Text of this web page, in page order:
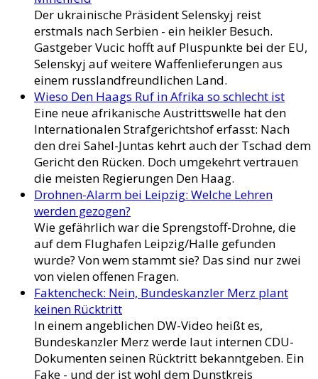
Der ukrainische Präsident Selenskyj reist
erstmals nach Serbien - ein heikler Besuch.
Gastgeber Vucic hofft auf Pluspunkte bei der EU,
Selenskyj auf weitere Waffenlieferungen aus
einem russlandfreundlichen Land.
Wieso Den Haags Ruf in Afrika so schlecht ist
Eine neue afrikanische Austrittswelle hat den
Internationalen Strafgerichtshof erfasst: Nach
den drei Sahel-Juntas kehrt auch der Tschad dem
Gericht den Rücken. Doch umgekehrt vertrauen
die meisten Regierungen Den Haag.
Drohnen-Alarm bei Leipzig: Welche Lehren
werden gezogen?
Wie gefährlich war die Sprengstoff-Drohne, die
auf dem Flughafen Leipzig/Halle gefunden
wurde? Von wem stammt sie? Das sind nur zwei
von vielen offenen Fragen.
Faktencheck: Nein, Bundeskanzler Merz plant
keinen Rücktritt
In einem angeblichen DW-Video heißt es,
Bundeskanzler Merz werde laut internen CDU-
Dokumenten seinen Rücktritt bekanntgeben. Ein
Fake - und der ist wohl dem Dunstkreis